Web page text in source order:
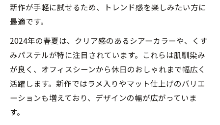
新作が手軽に試せるため、トレンド感を楽しみたい方に
最適です。
2024年の春夏は、クリア感のあるシアーカラーや、くす
みパステルが特に注目されています。これらは肌馴染み
が良く、オフィスシーンから休日のおしゃれまで幅広く
活躍します。新作ではラメ入りやマット仕上げのバリエ
ーションも増えており、デザインの幅が広がっていま
す。